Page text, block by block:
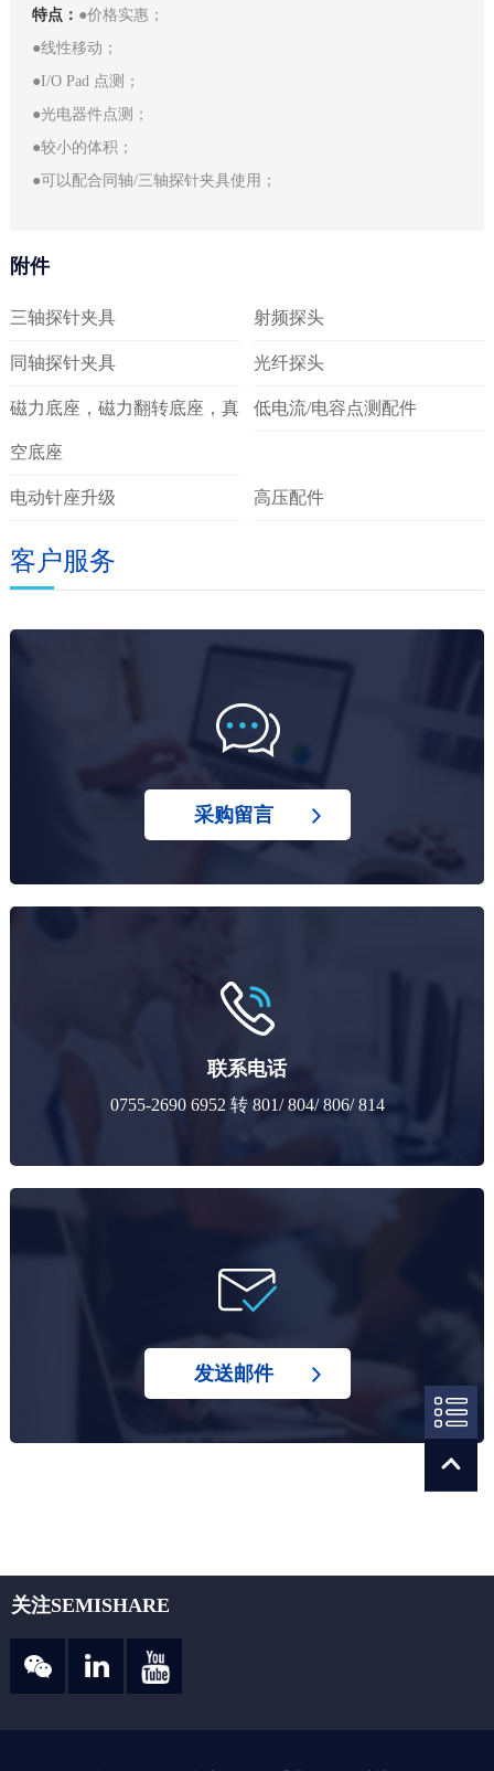
特点： ●价格实惠；
●线性移动；
●I/O Pad 点测；
●光电器件点测；
●较小的体积；
●可以配合同轴/三轴探针夹具使用；
附件
三轴探针夹具 射频探头
同轴探针夹具 光纤探头
磁力底座，磁力翻转底座，真
空底座
低电流/电容点测配件
电动针座升级 高压配件
客户服务
采购留言
联系电话
0755-2690 6952 转 801/ 804/ 806/ 814
发送邮件
关注SEMISHARE